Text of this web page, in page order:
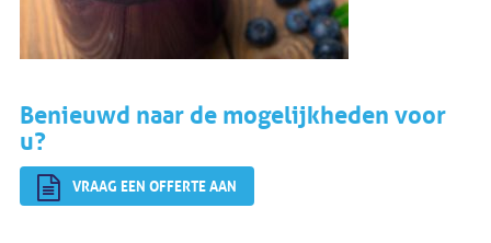
Benieuwd naar de mogelijkheden voor
u?
VRAAG EEN OFFERTE AAN